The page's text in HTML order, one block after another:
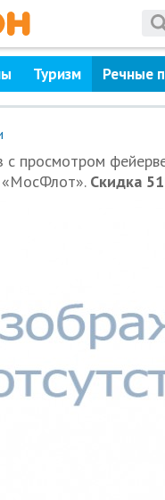
Туризм Речные
с просмотром
«МосФлот». Скидка